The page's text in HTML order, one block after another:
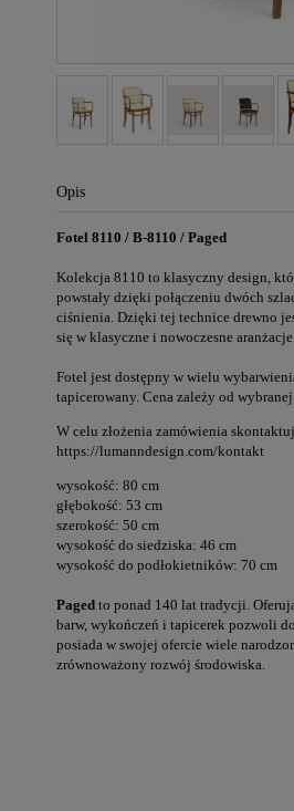
Opis
Fotel 8110 / B-8110 / Paged
Kolekcja 8110 to klasyczny design,
powstały dzięki połączeniu dwóch
ciśnienia. Dzięki tej technice drewno
się w klasyczne i nowoczesne aranżacje.
Fotel jest dostępny w wielu
tapicerowany. Cena zależy od
W celu złożenia zamówienia
https://lumanndesign.com/kontakt
wysokość: 80 cm
głębokość: 53 cm
szerokość: 50 cm
wysokość do siedziska: 46 cm
wysokość do podłokietników: 70 cm
Paged to ponad 140 lat tradycji.
barw, wykończeń i tapicerek pozwoli
posiada w swojej ofercie wiele
zrównoważony rozwój środowiska.